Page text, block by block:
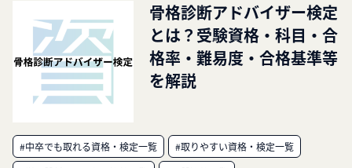
骨格診断アドバイザー検定
とは？受験資格・科目・合
格率・難易度・合格基準等
を解説
#中卒でも取れる資格・検定一覧
#取りやすい資格・検定一覧